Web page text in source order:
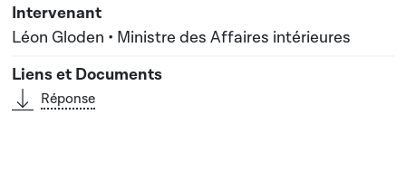
Léon Gloden • Ministre des Affaires intérieures
Réponse